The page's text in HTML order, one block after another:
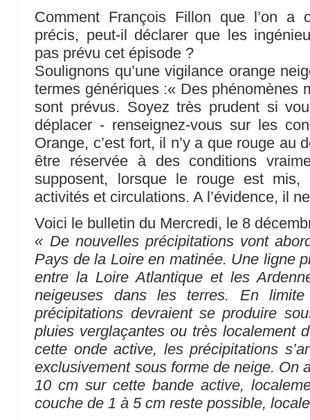
Comment François Fillon que l’on a
précis, peut-il déclarer que les
pas prévu cet épisode ?
Soulignons qu’une vigilance orange
termes génériques :« Des phénomènes
sont prévus. Soyez très prudent si
déplacer - renseignez-vous sur les
Orange, c’est fort, il n’y a que rouge au
être réservée à des conditions
supposent, lorsque le rouge est mis,
activités et circulations. A l’évidence, il
Voici le bulletin du Mercredi, le 8
« De nouvelles précipitations vont
Pays de la Loire en matinée. Une ligne
entre la Loire Atlantique et les
neigeuses dans les terres. En
précipitations devraient se produire
pluies verglaçantes ou très localement
cette onde active, les précipitations
exclusivement sous forme de neige. On
10 cm sur cette bande active,
couche de 1 à 5 cm reste possible,